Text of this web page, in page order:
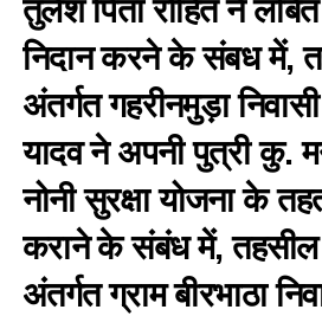
तुलेश पिता रोहित ने
निदान करने के संबध में,
अंतर्गत गहरीनमुड़ा
यादव ने अपनी पुत्री कु.
नोनी सुरक्षा योजना के
कराने के संबंध में, तहसील
अंतर्गत ग्राम बीरभाठा